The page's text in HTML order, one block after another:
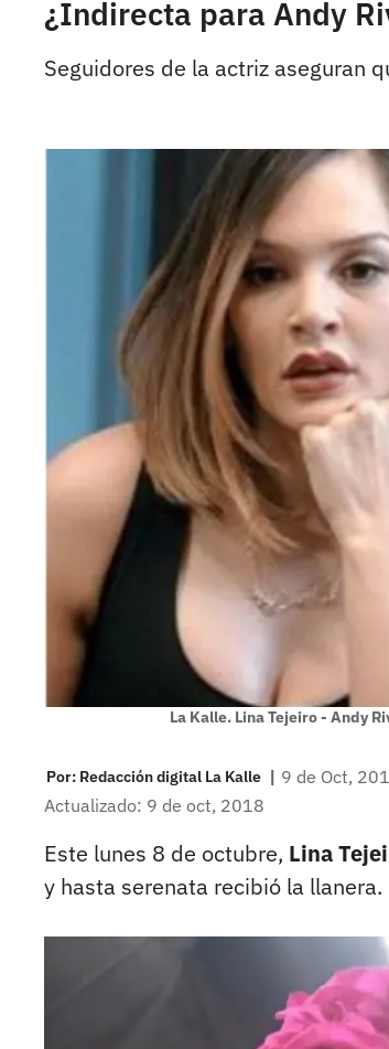
¿Indirecta para Andy
Seguidores de la actriz aseguran
La Kalle. Lina Tejeiro - Andy
Por: Redacción digital La Kalle | 9 de Oct,
Actualizado: 9 de oct, 2018
Este lunes 8 de octubre, Lina
y hasta serenata recibió la llanera.